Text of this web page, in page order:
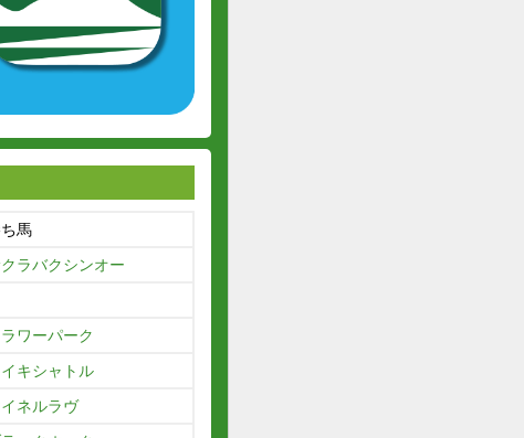
馬
ラバクシンオー
ワーパーク
イキシャトル
ネルラヴ